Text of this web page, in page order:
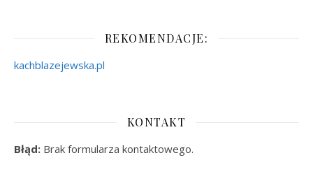
REKOMENDACJE:
kachblazejewska.pl
KONTAKT
Błąd: Brak formularza kontaktowego.